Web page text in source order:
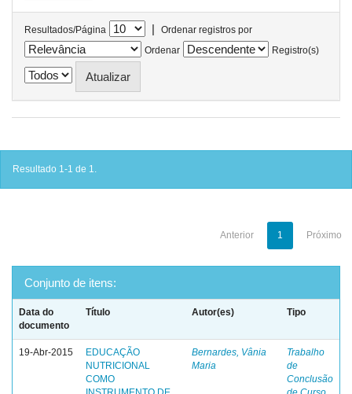
Resultados/Página |
Ordenar registros por
Ordenar
Registro(s)
Resultado 1-1 de 1.
Anterior 1 Próximo
Conjunto de itens:
Data do
documento
Título Autor(es) Tipo
19-Abr-2015
EDUCAÇÃO
NUTRICIONAL
COMO
Bernardes, Vânia
Maria
Trabalho
de
Conclusão